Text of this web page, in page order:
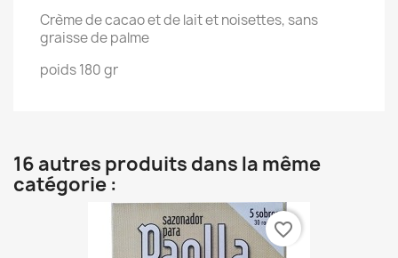
Crème de cacao et de lait et noisettes, sans
graisse de palme
poids 180 gr
16 autres produits dans la même
catégorie :
favorite_border